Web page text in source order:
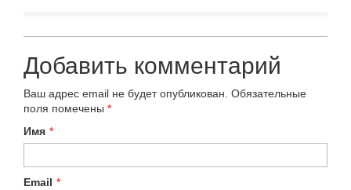
Добавить комментарий
Ваш адрес email не будет опубликован. Обязательные
поля помечены *
Имя *
Email *